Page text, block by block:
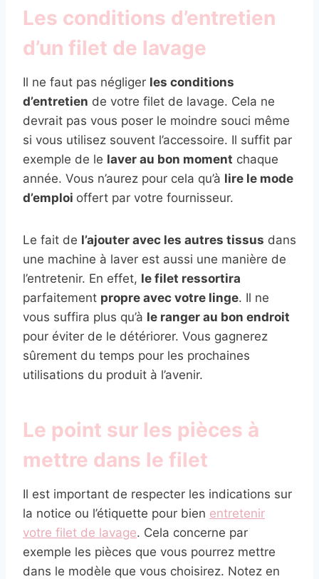
Les conditions d’entretien
d’un filet de lavage
Il ne faut pas négliger les conditions
d’entretien de votre filet de lavage. Cela ne
devrait pas vous poser le moindre souci même
si vous utilisez souvent l’accessoire. Il suffit par
exemple de le laver au bon moment chaque
année. Vous n’aurez pour cela qu’à lire le mode
d’emploi offert par votre fournisseur.
Le fait de l’ajouter avec les autres tissus dans
une machine à laver est aussi une manière de
l’entretenir. En effet, le filet ressortira
parfaitement propre avec votre linge. Il ne
vous suffira plus qu’à le ranger au bon endroit
pour éviter de le détériorer. Vous gagnerez
sûrement du temps pour les prochaines
utilisations du produit à l’avenir.
Le point sur les pièces à
mettre dans le filet
Il est important de respecter les indications sur
la notice ou l’étiquette pour bien entretenir
votre filet de lavage. Cela concerne par
exemple les pièces que vous pourrez mettre
dans le modèle que vous choisirez. Notez en